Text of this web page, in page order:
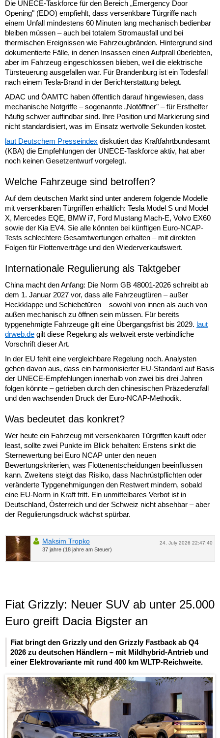
Die UNECE-Taskforce für den Bereich „Emergency Door
Opening" (EDO) empfiehlt, dass versenkbare Türgriffe nach
einem Unfall mindestens 60 Minuten lang mechanisch bedienbar
bleiben müssen – auch bei totalem Stromausfall und bei
thermischen Ereignissen wie Fahrzeugbränden. Hintergrund sind
dokumentierte Fälle, in denen Insassen einen Aufprall überlebten,
aber im Fahrzeug eingeschlossen blieben, weil die elektrische
Türsteuerung ausgefallen war. Für Brandenburg ist ein Todesfall
nach einem Tesla-Brand in der Berichterstattung belegt.
ADAC und ÖAMTC haben öffentlich darauf hingewiesen, dass
mechanische Notgriffe – sogenannte „Notöffner" – für Ersthelfer
häufig schwer auffindbar sind. Ihre Position und Markierung sind
nicht standardisiert, was im Einsatz wertvolle Sekunden kostet.
laut Deutschem Presseindex diskutiert das Kraftfahrtbundesamt
(KBA) die Empfehlungen der UNECE-Taskforce aktiv, hat aber
noch keinen Gesetzentwurf vorgelegt.
Welche Fahrzeuge sind betroffen?
Auf dem deutschen Markt sind unter anderem folgende Modelle
mit versenkbaren Türgriffen erhältlich: Tesla Model S und Model
X, Mercedes EQE, BMW i7, Ford Mustang Mach-E, Volvo EX60
sowie der Kia EV4. Sie alle könnten bei künftigen Euro-NCAP-
Tests schlechtere Gesamtwertungen erhalten – mit direkten
Folgen für Flottenverträge und den Wiederverkaufswert.
Internationale Regulierung als Taktgeber
China macht den Anfang: Die Norm GB 48001-2026 schreibt ab
dem 1. Januar 2027 vor, dass alle Fahrzeugtüren – außer
Heckklappe und Schiebetüren – sowohl von innen als auch von
außen mechanisch zu öffnen sein müssen. Für bereits
typgenehmigte Fahrzeuge gilt eine Übergangsfrist bis 2029. laut
drweb.de gilt diese Regelung als weltweit erste verbindliche
Vorschrift dieser Art.
In der EU fehlt eine vergleichbare Regelung noch. Analysten
gehen davon aus, dass ein harmonisierter EU-Standard auf Basis
der UNECE-Empfehlungen innerhalb von zwei bis drei Jahren
folgen könnte – getrieben durch den chinesischen Präzedenzfall
und den wachsenden Druck der Euro-NCAP-Methodik.
Was bedeutet das konkret?
Wer heute ein Fahrzeug mit versenkbaren Türgriffen kauft oder
least, sollte zwei Punkte im Blick behalten: Erstens sinkt die
Sternewertung bei Euro NCAP unter den neuen
Bewertungskriterien, was Flottenentscheidungen beeinflussen
kann. Zweitens steigt das Risiko, dass Nachrüstpflichten oder
veränderte Typgenehmigungen den Restwert mindern, sobald
eine EU-Norm in Kraft tritt. Ein unmittelbares Verbot ist in
Deutschland, Österreich und der Schweiz nicht absehbar – aber
der Regulierungsdruck wächst spürbar.
24. July 2026 22:47:40
Maksim Tropko
37 jahre (18 jahre am Steuer)
Fiat Grizzly: Neuer SUV ab unter 25.000
Euro greift Dacia Bigster an
Fiat bringt den Grizzly und den Grizzly Fastback ab Q4
2026 zu deutschen Händlern – mit Mildhybrid-Antrieb und
einer Elektrovariante mit rund 400 km WLTP-Reichweite.